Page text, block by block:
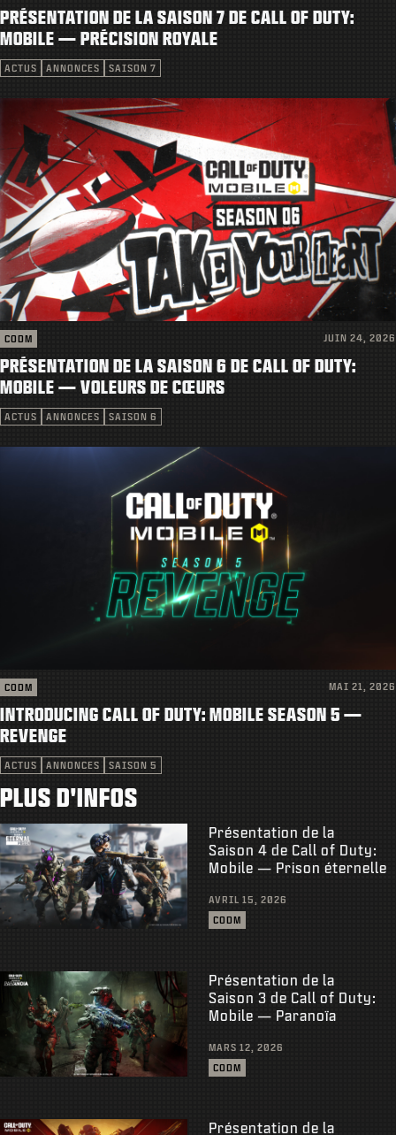
PRÉSENTATION DE LA SAISON 7 DE CALL OF DUTY:
MOBILE — PRÉCISION ROYALE
ACTUS ANNONCES SAISON 7
CODM JUIN 24, 2026
PRÉSENTATION DE LA SAISON 6 DE CALL OF DUTY:
MOBILE — VOLEURS DE CŒURS
ACTUS ANNONCES SAISON 6
CODM MAI 21, 2026
INTRODUCING CALL OF DUTY: MOBILE SEASON 5 —
REVENGE
ACTUS ANNONCES SAISON 5
PLUS D'INFOS
Présentation de la
Saison 4 de Call of Duty:
Mobile — Prison éternelle
AVRIL 15, 2026
CODM
Présentation de la
Saison 3 de Call of Duty:
Mobile — Paranoïa
MARS 12, 2026
CODM
Présentation de la